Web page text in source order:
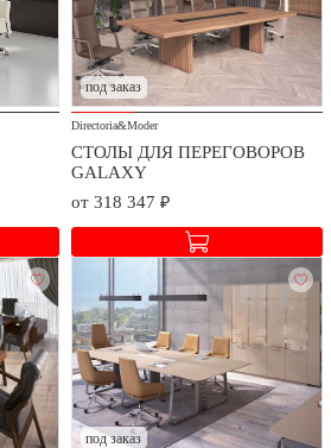
под заказ
Directoria&Moder
СТОЛЫ ДЛЯ ПЕРЕГОВОРОВ
GALAXY
от 318 347 ₽
под заказ